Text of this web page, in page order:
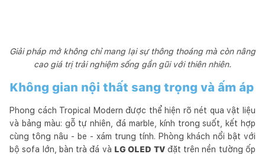
Giải pháp mở không chỉ mang lại sự thông thoáng mà còn nâng
cao giá trị trải nghiệm sống gần gũi với thiên nhiên.
Không gian nội thất sang trọng và ấm áp
Phong cách Tropical Modern được thể hiện rõ nét qua vật liệu
và bảng màu: gỗ tự nhiên, đá marble, kính trong suốt, kết hợp
cùng tông nâu - be - xám trung tính. Phòng khách nổi bật với
bộ sofa lớn, bàn trà đá và LG OLED TVđặt trên nền tường ốp